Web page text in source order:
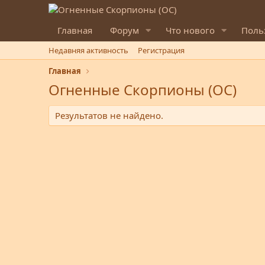
Главная Форум Что нового
Недавняя активность
Регистрация
Главная
Огненные Скорпионы (ОС)
Результатов не найдено.